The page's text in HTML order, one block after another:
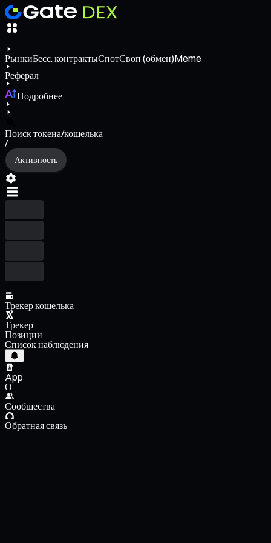
РынкиБесс. контрактыСпотСвоп (обмен)Meme
Реферал
Подробнее
Поиск токена/кошелька
/
Активность
Трекер кошелька
Трекер
Позиции
Список наблюдения
App
О
Сообщества
Обратная связь